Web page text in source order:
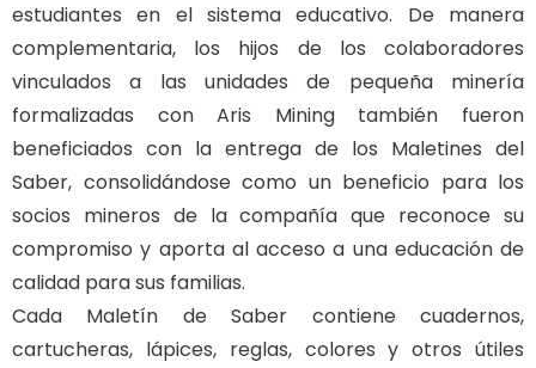
estudiantes en el sistema educativo. De manera
complementaria, los hijos de los colaboradores
vinculados a las unidades de pequeña minería
formalizadas con Aris Mining también fueron
beneficiados con la entrega de los Maletines del
Saber, consolidándose como un beneficio para los
socios mineros de la compañía que reconoce su
compromiso y aporta al acceso a una educación de
calidad para sus familias.
Cada Maletín de Saber contiene cuadernos,
cartucheras, lápices, reglas, colores y otros útiles